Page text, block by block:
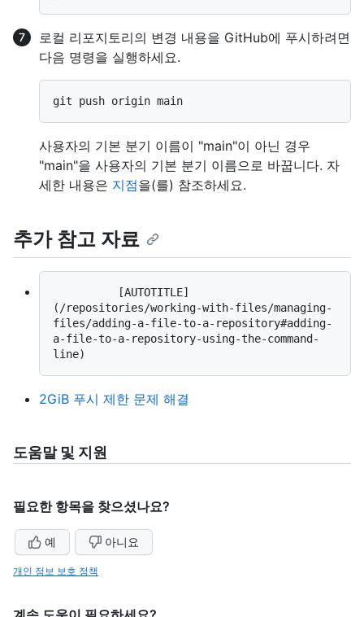
로컬 리포지토리의 변경 내용을 GitHub에 푸시하려면
다음 명령을 실행하세요.
사용자의 기본 분기 이름이 "main"이 아닌 경우
"main"을 사용자의 기본 분기 이름으로 바꿉니다. 자
세한 내용은 지점을(를) 참조하세요.
추가 참고 자료
(/repositories/working-with-files/managing-
files/adding-a-file-to-a-repository#adding-
a-file-to-a-repository-using-the-command-
2GiB 푸시 제한 문제 해결
도움말 및 지원
필요한 항목을 찾으셨나요?
예 아니요
개인 정보 보호 정책